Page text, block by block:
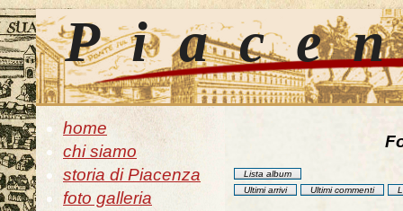
home
chi siamo
storia di Piacenza
foto galleria
Lista album
Ultimi arrivi
Ultimi commenti